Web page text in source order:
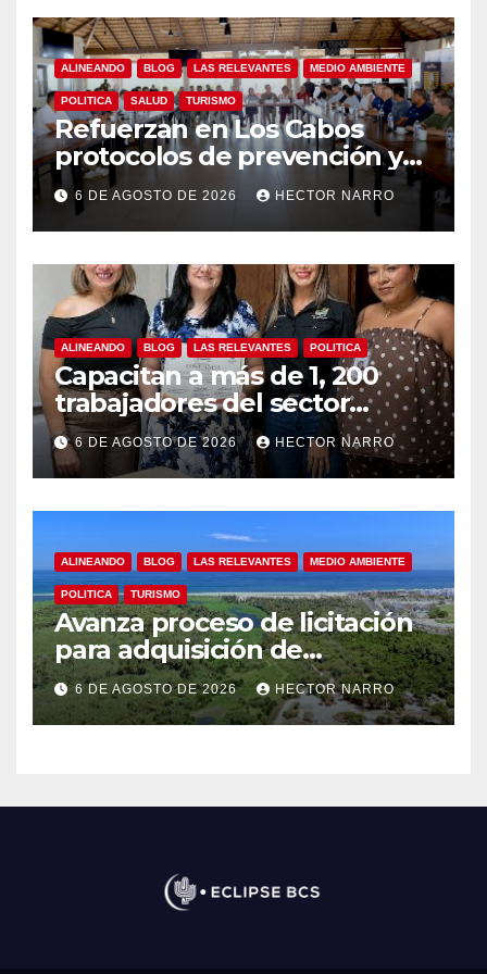
ALINEANDO BLOG LAS RELEVANTES MEDIO AMBIENTE
POLITICA SALUD TURISMO
Refuerzan en Los Cabos
protocolos de prevención y
rescate en playas ante oleaje
y temporada de ciclones
6 DE AGOSTO DE 2026 HECTOR NARRO
ALINEANDO BLOG LAS RELEVANTES POLITICA
Capacitan a más de 1, 200
trabajadores del sector
hotelero en derechos
humanos y respeto laboral
en Los Cabos
6 DE AGOSTO DE 2026 HECTOR NARRO
ALINEANDO BLOG LAS RELEVANTES MEDIO AMBIENTE
POLITICA TURISMO
Avanza proceso de licitación
para adquisición de
maquinaria del Plan de
Regeneración del Estero
Josefino
6 DE AGOSTO DE 2026 HECTOR NARRO